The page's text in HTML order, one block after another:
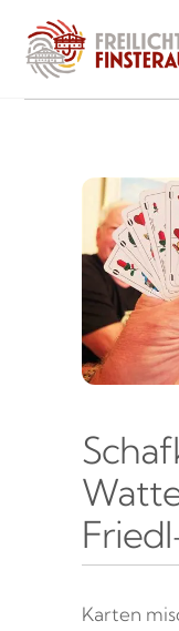
Karten